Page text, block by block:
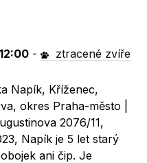
-
ztracené zvíře
Napík, Kříženec,
okres Praha-město |
2076/11,
Napík je 5 let starý
ani čip. Je